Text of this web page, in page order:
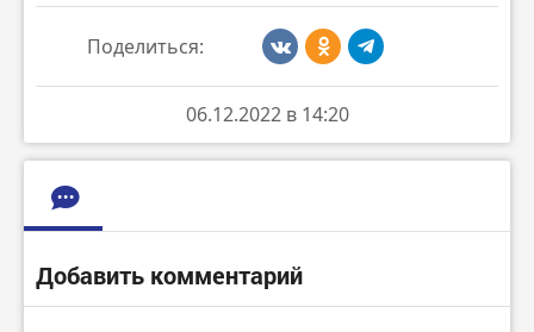
Поделиться:
06.12.2022 в 14:20
Добавить комментарий